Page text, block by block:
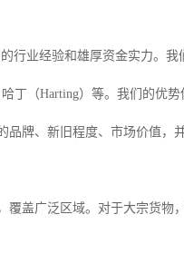
行业经验和雄厚资金实力。
丁（Harting）等。我们的优势
品牌、新旧程度、市场价值，
盖广泛区域。对于大宗货物